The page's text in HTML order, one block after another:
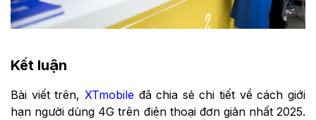
Kết luận
Bài viết trên, XTmobileđã chia sẻ chi tiết về cách giới
hạn người dùng 4G trên điện thoại đơn giản nhất 2025.